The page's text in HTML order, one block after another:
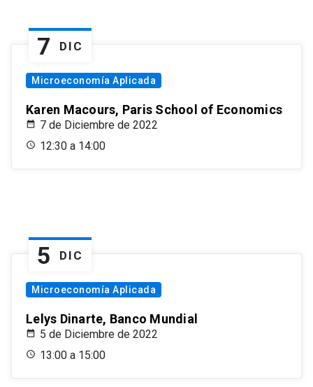
7 DIC
Microeconomía Aplicada
Karen Macours, Paris School of Economics
7 de Diciembre de 2022
12:30 a 14:00
5 DIC
Microeconomía Aplicada
Lelys Dinarte, Banco Mundial
5 de Diciembre de 2022
13:00 a 15:00